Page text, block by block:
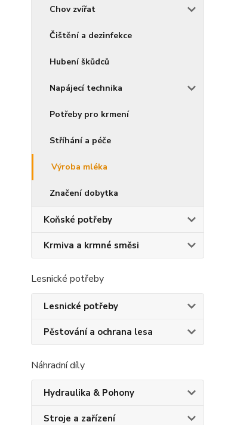
Chov zvířat
Čištění a dezinfekce
Hubení škůdců
Napájecí technika
Potřeby pro krmení
Stříhání a péče
Výroba mléka
Značení dobytka
Koňské potřeby
Krmiva a krmné směsi
Lesnické potřeby
Lesnické potřeby
Pěstování a ochrana lesa
Náhradní díly
Hydraulika & Pohony
Stroje a zařízení